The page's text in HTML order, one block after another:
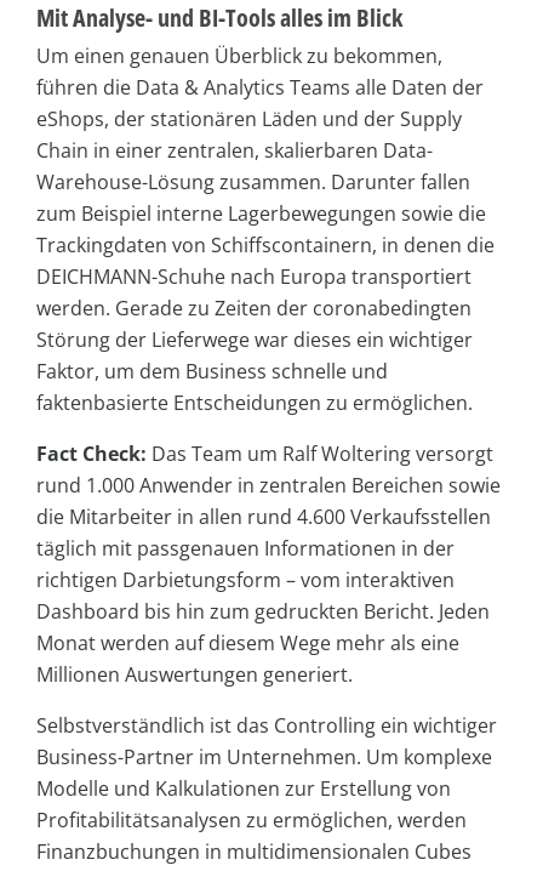
Mit Analyse- und BI-Tools alles im Blick
Um einen genauen Überblick zu bekommen,
führen die Data & Analytics Teams alle Daten der
eShops, der stationären Läden und der Supply
Chain in einer zentralen, skalierbaren Data-
Warehouse-Lösung zusammen. Darunter fallen
zum Beispiel interne Lagerbewegungen sowie die
Trackingdaten von Schiffscontainern, in denen die
DEICHMANN-Schuhe nach Europa transportiert
werden. Gerade zu Zeiten der coronabedingten
Störung der Lieferwege war dieses ein wichtiger
Faktor, um dem Business schnelle und
faktenbasierte Entscheidungen zu ermöglichen.
Fact Check: Das Team um Ralf Woltering versorgt
rund 1.000 Anwender in zentralen Bereichen sowie
die Mitarbeiter in allen rund 4.600 Verkaufsstellen
täglich mit passgenauen Informationen in der
richtigen Darbietungsform – vom interaktiven
Dashboard bis hin zum gedruckten Bericht. Jeden
Monat werden auf diesem Wege mehr als eine
Millionen Auswertungen generiert.
Selbstverständlich ist das Controlling ein wichtiger
Business-Partner im Unternehmen. Um komplexe
Modelle und Kalkulationen zur Erstellung von
Profitabilitätsanalysen zu ermöglichen, werden
Finanzbuchungen in multidimensionalen Cubes